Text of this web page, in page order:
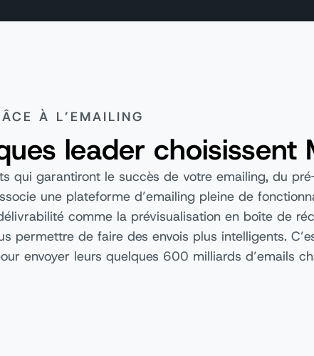
À L’EMAILING
leader choisissent
qui garantiront le succès de votre emailing, du
une plateforme d’emailing pleine de
comme la prévisualisation en boîte de
permettre de faire des envois plus intelligents.
envoyer leurs quelques 600 milliards d’emails